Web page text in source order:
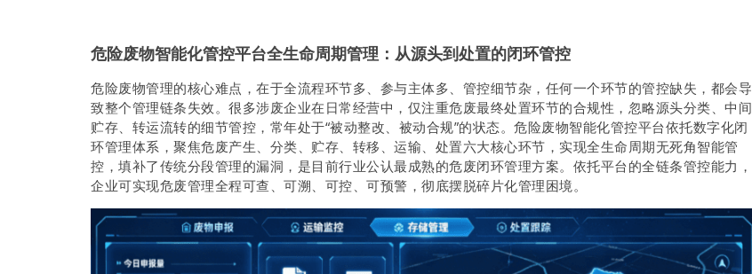
危险废物智能化管控平台全生命周期管理：从源头到处置的闭环管控
危险废物管理的核心难点，在于全流程环节多、参与主体多、管控细节杂，任何一个环节的管控缺失，都会导
致整个管理链条失效。很多涉废企业在日常经营中，仅注重危废最终处置环节的合规性，忽略源头分类、中间
贮存、转运流转的细节管控，常年处于“被动整改、被动合规”的状态。危险废物智能化管控平台依托数字化闭
环管理体系，聚焦危废产生、分类、贮存、转移、运输、处置六大核心环节，实现全生命周期无死角智能管
控，填补了传统分段管理的漏洞，是目前行业公认最成熟的危废闭环管理方案。依托平台的全链条管控能力，
企业可实现危废管理全程可查、可溯、可控、可预警，彻底摆脱碎片化管理困境。